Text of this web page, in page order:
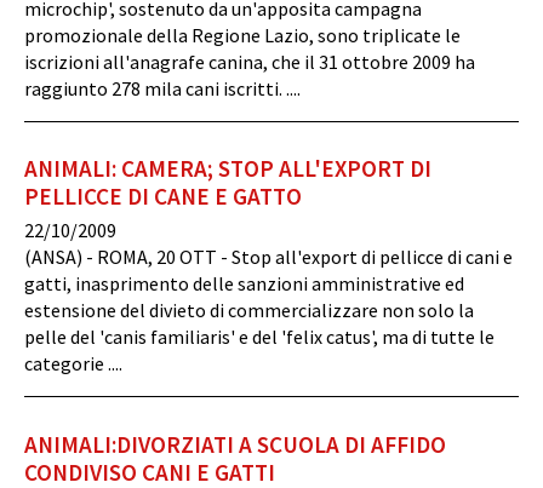
microchip', sostenuto da un'apposita campagna
promozionale della Regione Lazio, sono triplicate le
iscrizioni all'anagrafe canina, che il 31 ottobre 2009 ha
raggiunto 278 mila cani iscritti. ....
ANIMALI: CAMERA; STOP ALL'EXPORT DI
PELLICCE DI CANE E GATTO
22/10/2009
(ANSA) - ROMA, 20 OTT - Stop all'export di pellicce di cani e
gatti, inasprimento delle sanzioni amministrative ed
estensione del divieto di commercializzare non solo la
pelle del 'canis familiaris' e del 'felix catus', ma di tutte le
categorie ....
ANIMALI:DIVORZIATI A SCUOLA DI AFFIDO
CONDIVISO CANI E GATTI